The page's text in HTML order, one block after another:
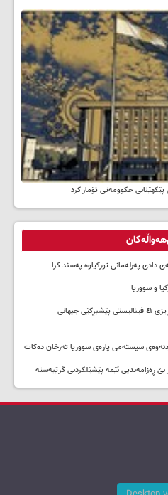
حکوومەتی تۆمار کرد
دادی پەرلەمانی تورکیاوە پەسند کرا
و سووریا
«ئەوین عەباسی» وێنەگرێکی کورد لە ڕیزی ٤١ فینالیستی پێشبڕکێی جیهانی
ڕەزامەندیی ئێمە پێشێلکردنی گرێبەستە